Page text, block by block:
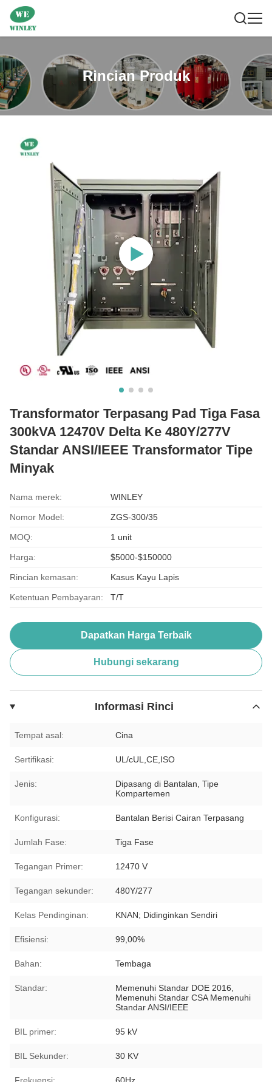
Rincian Produk
Transformator Terpasang Pad Tiga Fasa
300kVA 12470V Delta Ke 480Y/277V
Standar ANSI/IEEE Transformator Tipe
Minyak
Nama merek: WINLEY
Nomor Model: ZGS-300/35
MOQ: 1 unit
Harga: $5000-$150000
Rincian kemasan: Kasus Kayu Lapis
Ketentuan Pembayaran: T/T
Dapatkan Harga Terbaik
Hubungi sekarang
Informasi Rinci
Tempat asal: Cina
Sertifikasi: UL/cUL,CE,ISO
Jenis:
Dipasang di Bantalan, Tipe
Kompartemen
Konfigurasi: Bantalan Berisi Cairan Terpasang
Jumlah Fase: Tiga Fase
Tegangan Primer: 12470 V
Tegangan sekunder: 480Y/277
Kelas Pendinginan: KNAN; Didinginkan Sendiri
Efisiensi: 99,00%
Bahan: Tembaga
Standar:
Memenuhi Standar DOE 2016,
Memenuhi Standar CSA Memenuhi
Standar ANSI/IEEE
BIL primer: 95 kV
BIL Sekunder: 30 KV